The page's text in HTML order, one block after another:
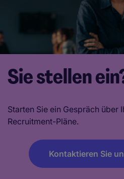
Sie stellen
Starten Sie ein Gespräch über
Recruitment-Pläne.
Kontaktieren Sie